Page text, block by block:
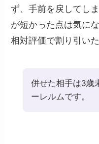
ず、手前を戻してし
が短かった点は気に
相対評価で割り引いた
併せた相手は3歳
ーレルムです。